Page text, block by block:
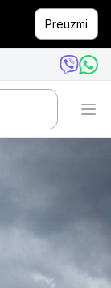
Preuzmi